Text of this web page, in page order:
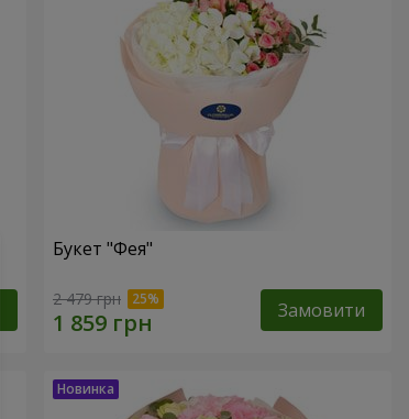
Букет "Фея"
2 479 грн Замовити